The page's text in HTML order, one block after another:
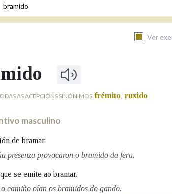
Ver
NOS LEMAS
por
por
AS ACEPCIÓNS SINÓNIMOS frémito ruxido
masculino
de bramar.
presenza provocaron o bramido da fera.
se emite ao bramar.
camiño oían os bramidos do gando.